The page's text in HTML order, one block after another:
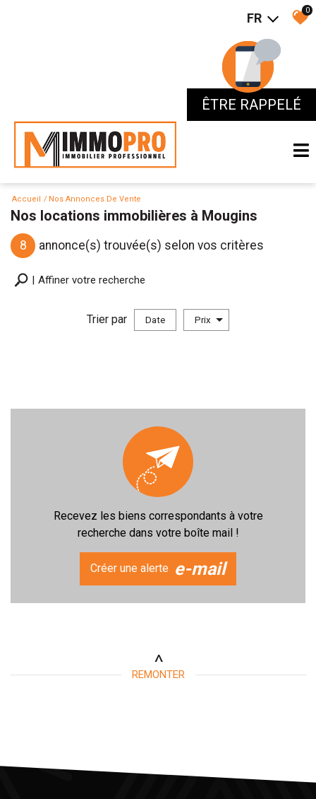
FR
0
ÊTRE RAPPELÉ
ÊTRE RAPPELÉ
Accueil Nos Annonces De Vente
Nos locations immobilières à Mougins
8 annonce(s) trouvée(s) selon vos critères
Affiner votre recherche
LOCATION IMMOBILIER PROFESSIONNEL
10KM 25KM
Rechercher
Trier par Date Prix
Recevez les biens correspondants à votre
recherche dans votre boîte mail !
Créer une alerte e-mail
REMONTER